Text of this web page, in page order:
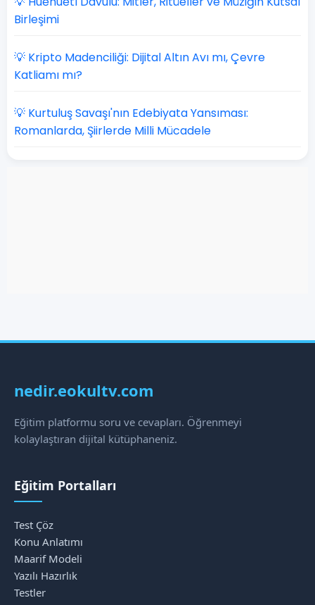
Birleşimi
💡 Kripto Madenciliği: Dijital Altın Avı mı, Çevre
Katliamı mı?
💡 Kurtuluş Savaşı'nın Edebiyata Yansıması:
Romanlarda, Şiirlerde Milli Mücadele
nedir.eokultv.com
Eğitim platformu soru ve cevapları. Öğrenmeyi
kolaylaştıran dijital kütüphaneniz.
Eğitim Portalları
Test Çöz
Konu Anlatımı
Maarif Modeli
Yazılı Hazırlık
Testler